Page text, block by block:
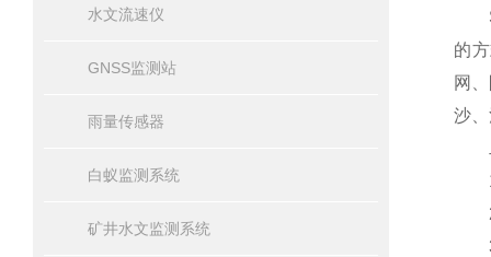
水文流速仪
GNSS监测站
雨量传感器
白蚁监测系统
矿井水文监测系统
的
网
沙
1
2
3